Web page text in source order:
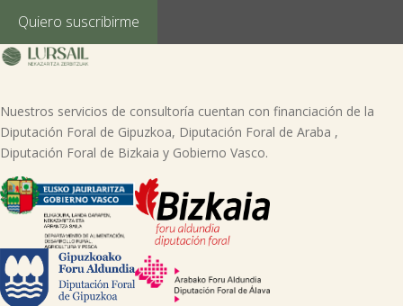
lursail@lursailkoop.eus. Puede obtener información adicional en nuestra
página web.
Quiero suscribirme
Nuestros servicios de consultoría cuentan con financiación de la
Diputación Foral de Gipuzkoa, Diputación Foral de Araba ,
Diputación Foral de Bizkaia y Gobierno Vasco.